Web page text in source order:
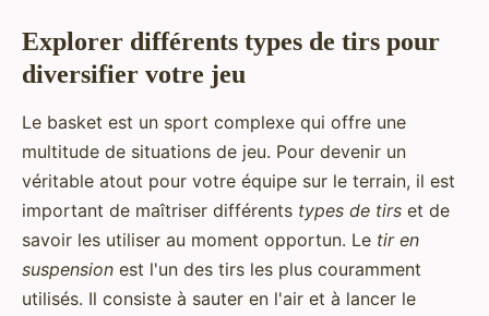
Explorer différents types de tirs pour
diversifier votre jeu
Le basket est un sport complexe qui offre une
multitude de situations de jeu. Pour devenir un
véritable atout pour votre équipe sur le terrain, il est
important de maîtriser différents types de tirs et de
savoir les utiliser au moment opportun. Le tir en
suspension est l'un des tirs les plus couramment
utilisés. Il consiste à sauter en l'air et à lancer le